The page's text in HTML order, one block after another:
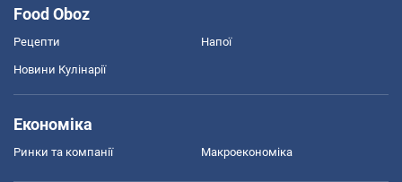
Food Oboz
Рецепти Напої
Новини Кулінарії
Економіка
Ринки та компанії Макроекономіка